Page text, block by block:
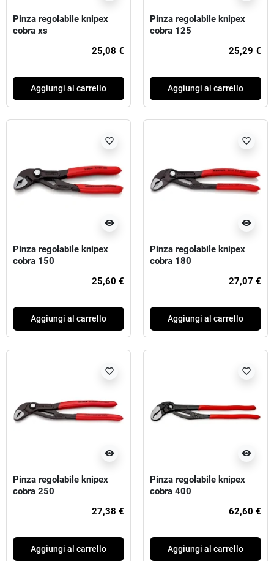
Pinza regolabile knipex
cobra xs
25,08 €
Aggiungi al carrello
Pinza regolabile knipex
cobra 125
25,29 €
Aggiungi al carrello
visibility
favorite_border
Pinza regolabile knipex
cobra 150
25,60 €
Aggiungi al carrello
visibility
favorite_border
Pinza regolabile knipex
cobra 180
27,07 €
Aggiungi al carrello
visibility
favorite_border
Pinza regolabile knipex
cobra 250
27,38 €
Aggiungi al carrello
visibility
favorite_border
Pinza regolabile knipex
cobra 400
62,60 €
Aggiungi al carrello